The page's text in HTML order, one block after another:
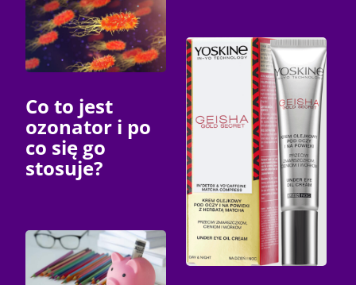
Co to jest
ozonator i po
co się go
stosuje?